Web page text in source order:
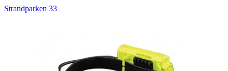
Strandparken 33